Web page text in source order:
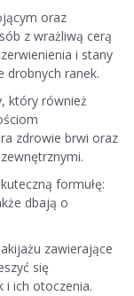
oraz
z wrażliwą cerą
i stany
drobnych ranek.
który również
zdrowie brwi oraz
formułę:
dbają o
zawierające
się
i ich otoczenia.